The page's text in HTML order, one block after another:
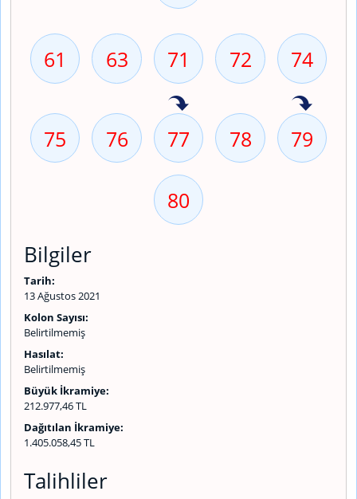
61 63 71 72 74
75 76 77 78 79
80
Bilgiler
Tarih:
13 Ağustos 2021
Kolon Sayısı:
Belirtilmemiş
Hasılat:
Belirtilmemiş
Büyük İkramiye:
212.977,46 TL
Dağıtılan İkramiye:
1.405.058,45 TL
Talihliler